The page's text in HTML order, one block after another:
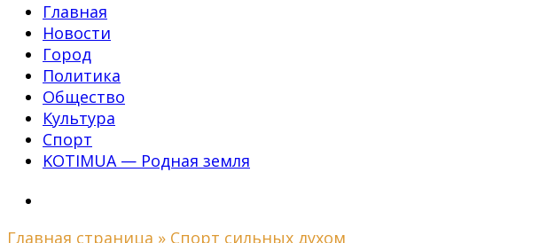
Главная
Новости
Город
Политика
Общество
Культура
Спорт
KOTIMUA — Родная земля
Главная страница » Спорт сильных духом